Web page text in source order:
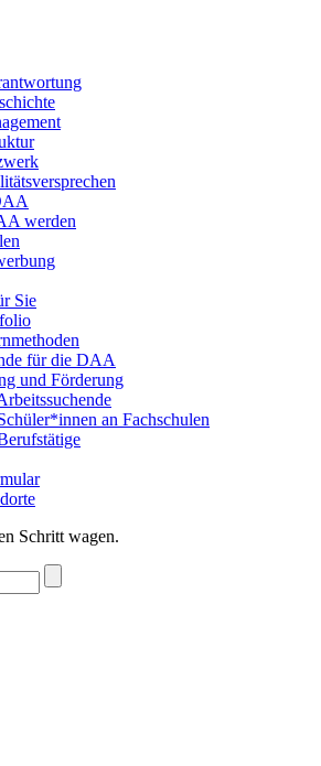
werden
Sie
für die DAA
und Förderung
an Fachschulen
Schritt wagen.